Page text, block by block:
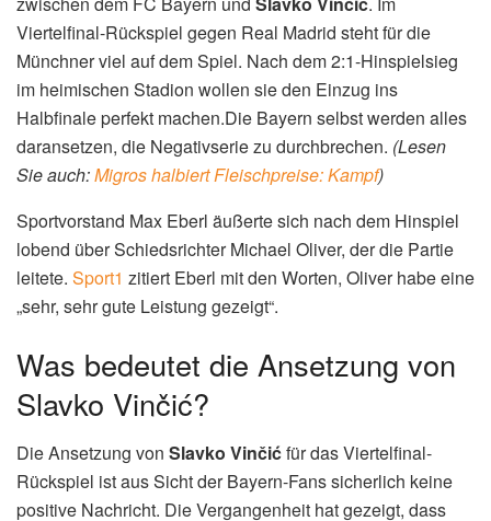
(Gesamt: 2:3)
Auch in der Gruppenphase der Saison 2022/23 war Vinčić
bei einer Bayern-Partie im Einsatz. Beim Auswärtsspiel
gegen den FC Barcelona gab es eine deutliche 1:4-
Niederlage. Diese Negativserie nährt den Aberglauben,
dass Vinčić kein Glücksbringer für den FC Bayern ist, wie
auch web.de analysiert.